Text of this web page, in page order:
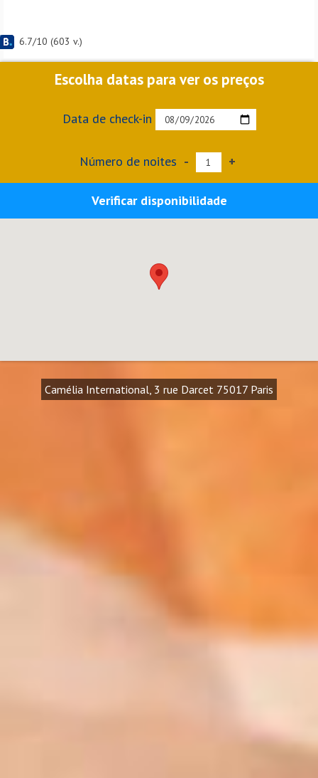
6.7/10 (603 v.)
Escolha datas para ver os preços
Data de check-in
Número de noites - +
Verificar disponibilidade
Camélia International, 3 rue Darcet 75017 Paris